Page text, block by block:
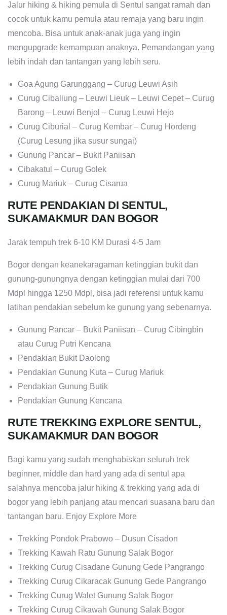
Jalur hiking & hiking pemula di Sentul sangat ramah dan
cocok untuk kamu pemula atau remaja yang baru ingin
mencoba. Bisa untuk anak-anak juga yang ingin
mengupgrade kemampuan anaknya. Pemandangan yang
lebih indah dan tantangan yang lebih seru.
Goa Agung Garunggang – Curug Leuwi Asih
Curug Cibaliung – Leuwi Lieuk – Leuwi Cepet – Curug
Barong – Leuwi Benjol – Curug Leuwi Hejo
Curug Ciburial – Curug Kembar – Curug Hordeng
(Curug Lesung jika susur sungai)
Gunung Pancar – Bukit Paniisan
Cibakatul – Curug Golek
Curug Mariuk – Curug Cisarua
RUTE PENDAKIAN DI SENTUL,
SUKAMAKMUR DAN BOGOR
Jarak tempuh trek 6-10 KM Durasi 4-5 Jam
Bogor dengan keanekaragaman ketinggian bukit dan
gunung-gunungnya dengan ketinggian mulai dari 700
Mdpl hingga 1250 Mdpl, bisa jadi referensi untuk kamu
latihan pendakian sebelum ke gunung yang sebenarnya.
Gunung Pancar – Bukit Paniisan – Curug Cibingbin
atau Curug Putri Kencana
Pendakian Bukit Daolong
Pendakian Gunung Kuta – Curug Mariuk
Pendakian Gunung Butik
Pendakian Gunung Kencana
RUTE TREKKING EXPLORE SENTUL,
SUKAMAKMUR DAN BOGOR
Bagi kamu yang sudah menghabiskan seluruh trek
beginner, middle dan hard yang ada di sentul apa
salahnya mencoba jalur hiking & trekking yang ada di
bogor yang lebih panjang atau mencari suasana baru dan
tantangan baru. Enjoy Explore More
Trekking Pondok Prabowo – Dusun Cisadon
Trekking Kawah Ratu Gunung Salak Bogor
Trekking Curug Cisadane Gunung Gede Pangrango
Trekking Curug Cikaracak Gunung Gede Pangrango
Trekking Curug Walet Gunung Salak Bogor
Trekking Curug Cikawah Gunung Salak Bogor